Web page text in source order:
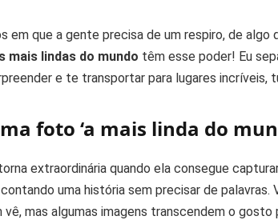
em que a gente precisa de um respiro, de algo
mais lindas do mundo têm esse poder! Eu
e te transportar para lugares incríveis,
foto ‘a mais linda do
extraordinária quando ela consegue
uma história sem precisar de palavras.
mas algumas imagens transcendem o